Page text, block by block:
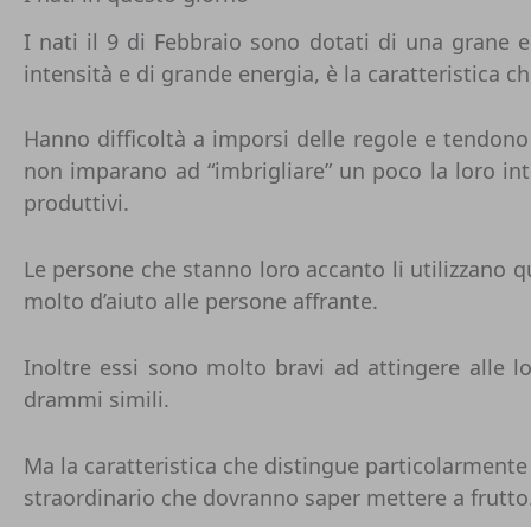
I nati il 9 di Febbraio sono dotati di una grane
intensità e di grande energia, è la caratteristica
Hanno difficoltà a imporsi delle regole e
non imparano ad “imbrigliare” un poco la loro
produttivi.
Le persone che stanno loro accanto li utilizzano
molto d’aiuto alle persone affrante.
Inoltre essi sono molto bravi ad attingere alle
drammi simili.
Ma la caratteristica che distingue
straordinario che dovranno saper mettere a